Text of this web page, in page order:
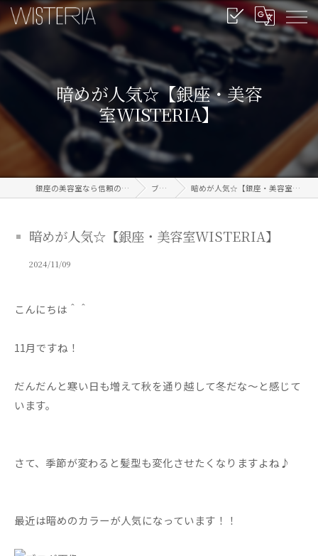
暗めが人気☆【銀座・美容
室WISTERIA】
銀座の美容室なら信頼のWISTERIA ブログ 暗めが人気☆【銀座・美容室WISTERIA】
暗めが人気☆【銀座・美容室WISTERIA】
2024/11/09
こんにちは＾＾
11月ですね！
だんだんと寒い日も増えて秋を通り越して冬だな～と感じて
います。
さて、季節が変わると髪型も変化させたくなりますよね♪
最近は暗めのカラーが人気になっています！！